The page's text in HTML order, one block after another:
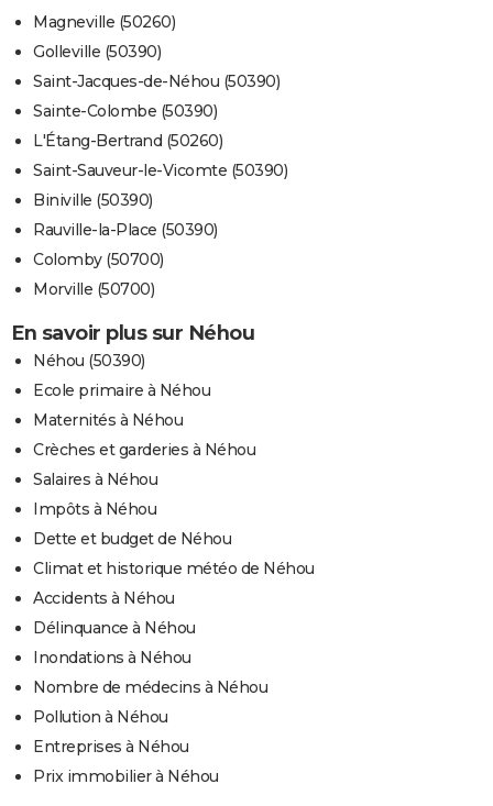
Magneville (50260)
Golleville (50390)
Saint-Jacques-de-Néhou (50390)
Sainte-Colombe (50390)
L'Étang-Bertrand (50260)
Saint-Sauveur-le-Vicomte (50390)
Biniville (50390)
Rauville-la-Place (50390)
Colomby (50700)
Morville (50700)
En savoir plus sur Néhou
Néhou (50390)
Ecole primaire à Néhou
Maternités à Néhou
Crèches et garderies à Néhou
Salaires à Néhou
Impôts à Néhou
Dette et budget de Néhou
Climat et historique météo de Néhou
Accidents à Néhou
Délinquance à Néhou
Inondations à Néhou
Nombre de médecins à Néhou
Pollution à Néhou
Entreprises à Néhou
Prix immobilier à Néhou